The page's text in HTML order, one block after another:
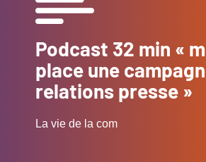
Podcast 32 min «
place une
relations presse »
La vie de la com